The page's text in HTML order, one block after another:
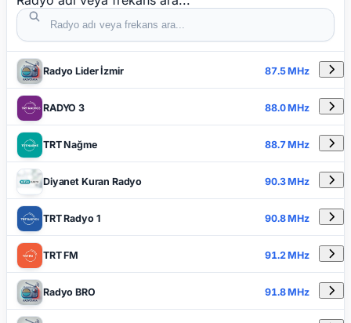
RADYO ADI DETAYLAR
Radyo Lider İzmir 87.5 MHz
RADYO 3 88.0 MHz
TRT Nağme 88.7 MHz
Diyanet Kuran Radyo 90.3 MHz
TRT Radyo 1 90.8 MHz
TRT FM 91.2 MHz
Radyo BRO 91.8 MHz